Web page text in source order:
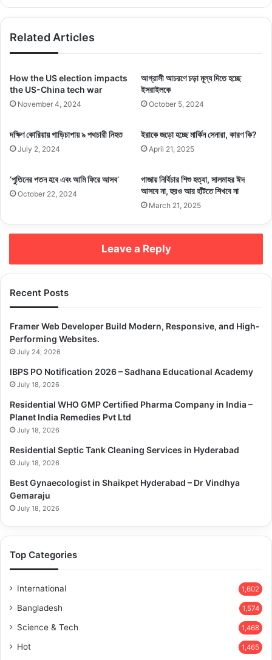
কমিশনের জয়েন্ট চিফ অব স্টাফস-এর ডেপুটি চেয়ারম্যান বলেছেন, যুক্তরাষ্ট্রই আঞ্চলিক
তিনি বলেন, ওয়াশিংটন এশিয়া ও প্রশান্ত মহাসাগরীয় অঞ্চলে ন্যাটোর একটি নতুন
Related Articles
গৃহযুদ্ধের মুখে দাঁড়িয়ে পাকিস্তান
November 25, 2024
হুমকির মুখে বিশ্ব ব্যবস্থা, সতর্কবার্তা ব্রিটিশ-মার্কিন
Related Articles
How the US election impacts
the US-China tech war
November 4, 2024
আগ্রাসী আচরণে চড়া মূল্য দিতে হচ্ছে
ইসরাইলকে
October 5, 2024
দক্ষিণ কোরিয়ায় গাড়িচাপায় ৯ পথচারী নিহত
July 2, 2024
ইরাকে জড়ো হচ্ছে মার্কিন সেনারা, কারণ কি?
April 21, 2025
‘পুতিনের পতন হবে এবং আমি ফিরে আসব’
October 22, 2024
গাজায় নির্বিচার শিশু হত্যা, সালমাহর ঈদ
আসবে না, হুরও আর হাঁটতে শিখবে না
March 21, 2025
Leave a Reply
Recent Posts
Framer Web Developer Build Modern, Responsive, and High-
Performing Websites.
July 24, 2026
IBPS PO Notification 2026 – Sadhana Educational Academy
July 18, 2026
Residential WHO GMP Certified Pharma Company in India –
Planet India Remedies Pvt Ltd
July 18, 2026
Residential Septic Tank Cleaning Services in Hyderabad
July 18, 2026
Best Gynaecologist in Shaikpet Hyderabad – Dr Vindhya
Gemaraju
July 18, 2026
Top Categories
International 1,602
Bangladesh 1,574
Science & Tech 1,468
Hot 1,465